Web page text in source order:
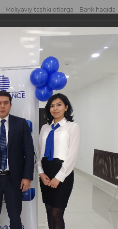
Moliyaviy tashkilotlarga Bank haqida